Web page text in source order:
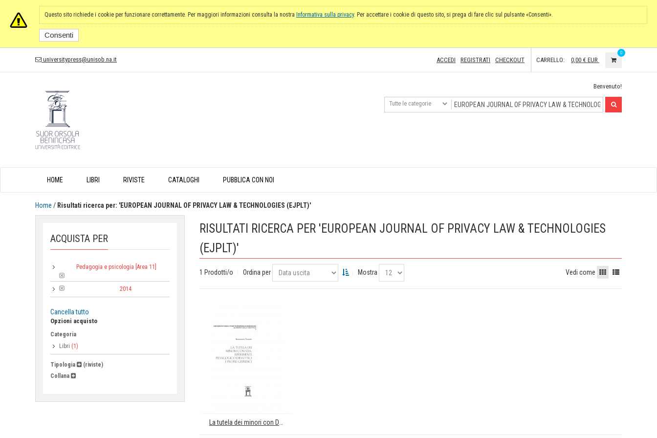
Questo sito richiede i cookie per funzionare correttamente. Per maggiori informazioni consulta la nostra Informativa sulla privacy. Per accettare i cookie di questo sito, si prega di fare clic sul pulsante «Consenti».
Consenti
universitypress@unisob.na.it ACCEDI REGISTRATI CHECKOUT CARRELLO: 0,00 € EUR
0
Benvenuto!
HOME LIBRI RIVISTE CATALOGHI PUBBLICA CON NOI
Home / Risultati ricerca per: 'EUROPEAN JOURNAL OF PRIVACY LAW & TECHNOLOGIES (EJPLT)'
ACQUISTA PER
Pedagogia e psicologia [Area 11]
2014
Cancella tutto
Opzioni acquisto
Categoria
Libri (1)
Tipologia
(riviste)
Collana
RISULTATI RICERCA PER 'EUROPEAN JOURNAL OF PRIVACY LAW & TECHNOLOGIES
(EJPLT)'
1 Prodotti/o Ordina per Mostra Vedi come